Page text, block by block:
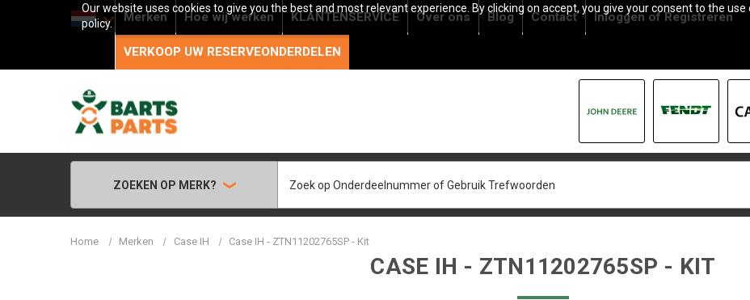
Our website uses cookies to give you the best and most relevant experience. By clicking on accept, you give your consent to the
policy.
Merken Hoe wij werken KLANTENSERVICE Over ons Blog Contact InloggenofRegistreren
VERKOOP UW RESERVEONDERDELEN
ZOEKEN OP MERK?
Home Merken Case IH Case IH - ZTN11202765SP - Kit
CASE IH - ZTN11202765SP - KIT